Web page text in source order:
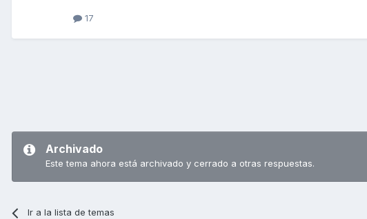
17
Archivado
Este tema ahora está archivado y cerrado a otras respuestas.
Ir a la lista de temas